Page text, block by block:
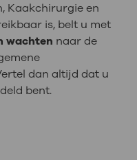
Kaakchirurgie en
is, belt u met
wachten naar de
dan altijd dat u
bent.